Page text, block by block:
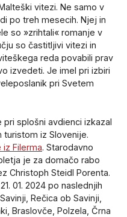
vitezi. Ne samo v
po treh mesecih. Njej in
so »zrihtali« romanje v
so častitljivi vitezi in
reda povabili prav
izvedeti. Je imel pri izbiri
pri Svetem
splošni avdienci izkazal
iz Slovenije.
Filerma. Starodavno
je za domačo rabo
Christoph Steidl Porenta.
01. 2024 po naslednjih
Rečica ob Savinji,
Braslovče, Polzela, Črna